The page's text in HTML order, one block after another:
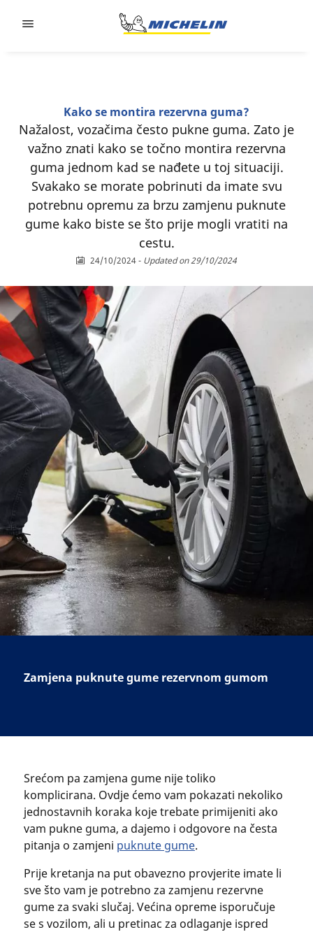
Kako se montira rezervna guma?
Nažalost, vozačima često pukne guma. Zato je
važno znati kako se točno montira rezervna
guma jednom kad se nađete u toj situaciji.
Svakako se morate pobrinuti da imate svu
potrebnu opremu za brzu zamjenu puknute
gume kako biste se što prije mogli vratiti na
cestu.
24/10/2024- Updated on 29/10/2024
Zamjena puknute gume rezervnom gumom
Srećom pa zamjena gume nije toliko
komplicirana. Ovdje ćemo vam pokazati nekoliko
jednostavnih koraka koje trebate primijeniti ako
vam pukne guma, a dajemo i odgovore na česta
pitanja o zamjeni puknute gume.
Prije kretanja na put obavezno provjerite imate li
sve što vam je potrebno za zamjenu rezervne
gume za svaki slučaj. Većina opreme isporučuje
se s vozilom, ali u pretinac za odlaganje ispred